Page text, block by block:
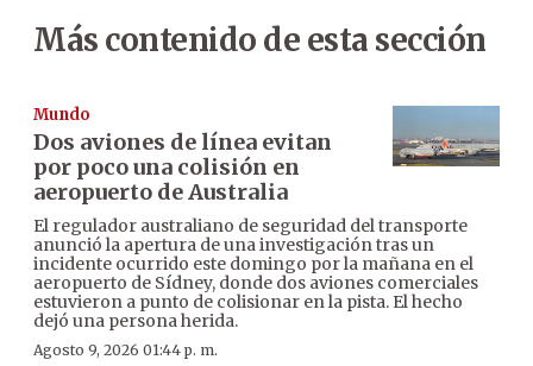
Más contenido de esta sección
Mundo
Dos aviones de línea evitan
por poco una colisión en
aeropuerto de Australia
El regulador australiano de seguridad del transporte
anunció la apertura de una investigación tras un
incidente ocurrido este domingo por la mañana en el
aeropuerto de Sídney, donde dos aviones comerciales
estuvieron a punto de colisionar en la pista. El hecho
dejó una persona herida.
Agosto 9, 2026 01:44 p. m.